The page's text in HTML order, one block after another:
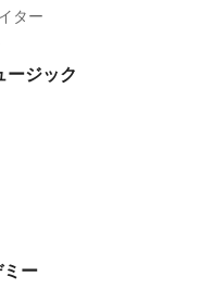
ター
ージック
ー